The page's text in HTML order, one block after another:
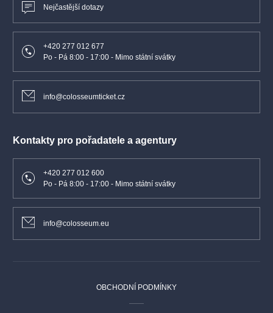
Nejčastější dotazy
+420 277 012 677
Po - Pá 8:00 - 17:00 - Mimo státní svátky
info@colosseumticket.cz
Kontakty pro pořadatele a agentury
+420 277 012 600
Po - Pá 8:00 - 17:00 - Mimo státní svátky
info@colosseum.eu
OBCHODNÍ PODMÍNKY